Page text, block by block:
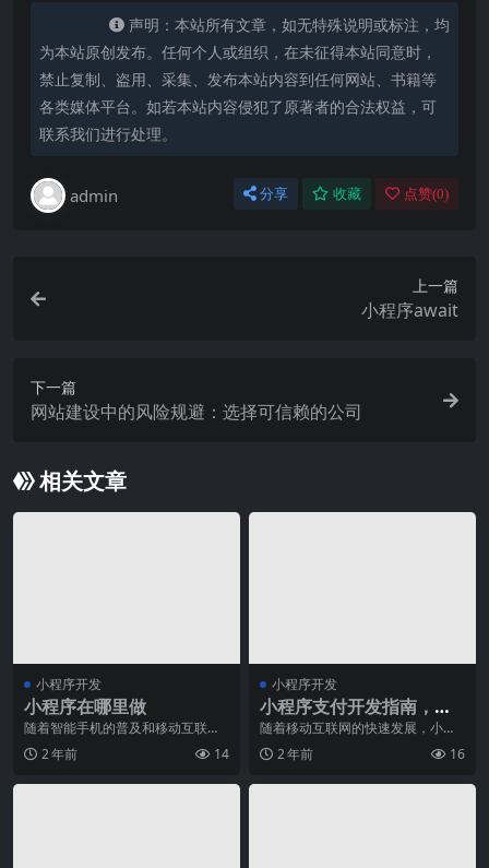
声明：本站所有文章，如无特殊说明或标注，均
为本站原创发布。任何个人或组织，在未征得本站同意时，
禁止复制、盗用、采集、发布本站内容到任何网站、书籍等
各类媒体平台。如若本站内容侵犯了原著者的合法权益，可
联系我们进行处理。
admin 分享 收藏 点赞(0)
上一篇
小程序await
下一篇
网站建设中的风险规避：选择可信赖的公司
相关文章
小程序开发
小程序在哪里做
随着智能手机的普及和移动互联网
的迅猛发展，小程序成为了一种备
受关注的应用形式。那
2 年前 14
小程序开发
小程序支付开发指南，为
你的小程序赚钱加油
随着移动互联网的快速发展，小程
序已经成为了人们生活中不可或缺
的一部分。无论是购物
2 年前 16